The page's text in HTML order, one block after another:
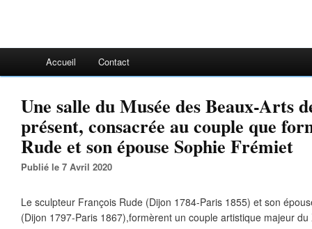
Accueil Contact
Une salle du Musée des Beaux-Arts
présent, consacrée au couple que
Rude et son épouse Sophie Frémiet
Publié le 7 Avril 2020
Le sculpteur François Rude (Dijon 1784-Paris 1855) et son
(Dijon 1797-Paris 1867),formèrent un couple artistique majeur du